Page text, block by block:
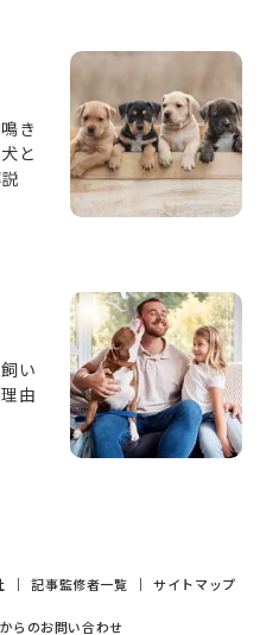
き
と
い
由
記事監修者一覧 サイトマップ
らのお問い合わせ